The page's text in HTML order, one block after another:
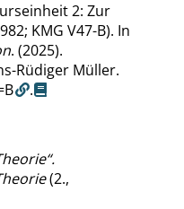
2: Zur
KMG V47-B). In
. (2025).
Rüdiger Müller.
.
“.
(2.,